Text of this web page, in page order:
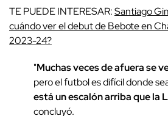
TE PUEDE INTERESAR:Santiago
cuándo ver el debut de Bebote en
2023-24?
"Muchas veces de afuera se
pero el futbol es difícil donde
está un escalón arriba que la
concluyó.